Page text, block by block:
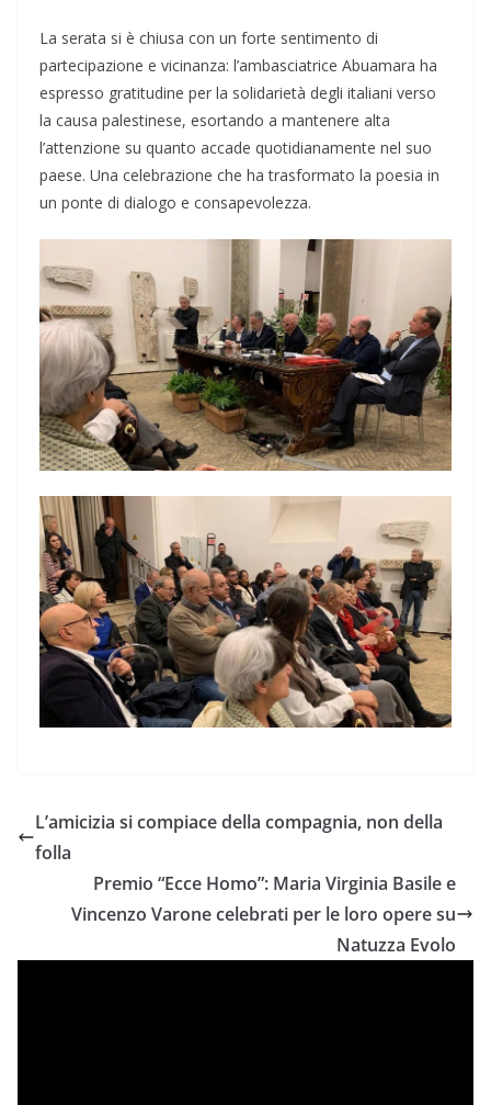
La serata si è chiusa con un forte sentimento di
partecipazione e vicinanza: l’ambasciatrice Abuamara ha
espresso gratitudine per la solidarietà degli italiani verso
la causa palestinese, esortando a mantenere alta
l’attenzione su quanto accade quotidianamente nel suo
paese. Una celebrazione che ha trasformato la poesia in
un ponte di dialogo e consapevolezza.
L’amicizia si compiace della compagnia, non della
folla
Premio “Ecce Homo”: Maria Virginia Basile e
Vincenzo Varone celebrati per le loro opere su
Natuzza Evolo